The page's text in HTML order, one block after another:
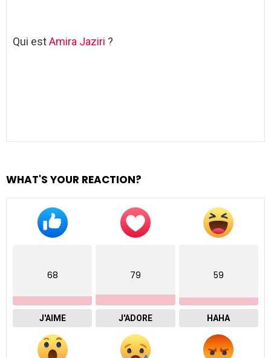
Qui estAmira Jaziri ?
WHAT'S YOUR REACTION?
68
J'AIME
79
J'ADORE
59
HAHA